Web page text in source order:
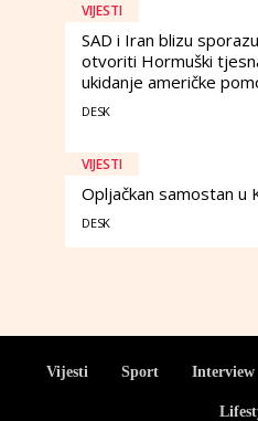
VIJESTI
SAD i Iran blizu
otvoriti Hormuški
ukidanje američke
DESK
VIJESTI
Opljačkan samostan u
DESK
Vijesti Sport Interview